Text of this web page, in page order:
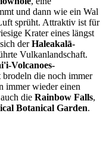
und dann wie ein Wal
sprüht. Attraktiv ist für
Krater eines längst
derHaleakalā-
Vulkanlandschaft.
Volcanoes-
die noch immer
immer wieder einen
die Rainbow Falls,
Botanical Garden.